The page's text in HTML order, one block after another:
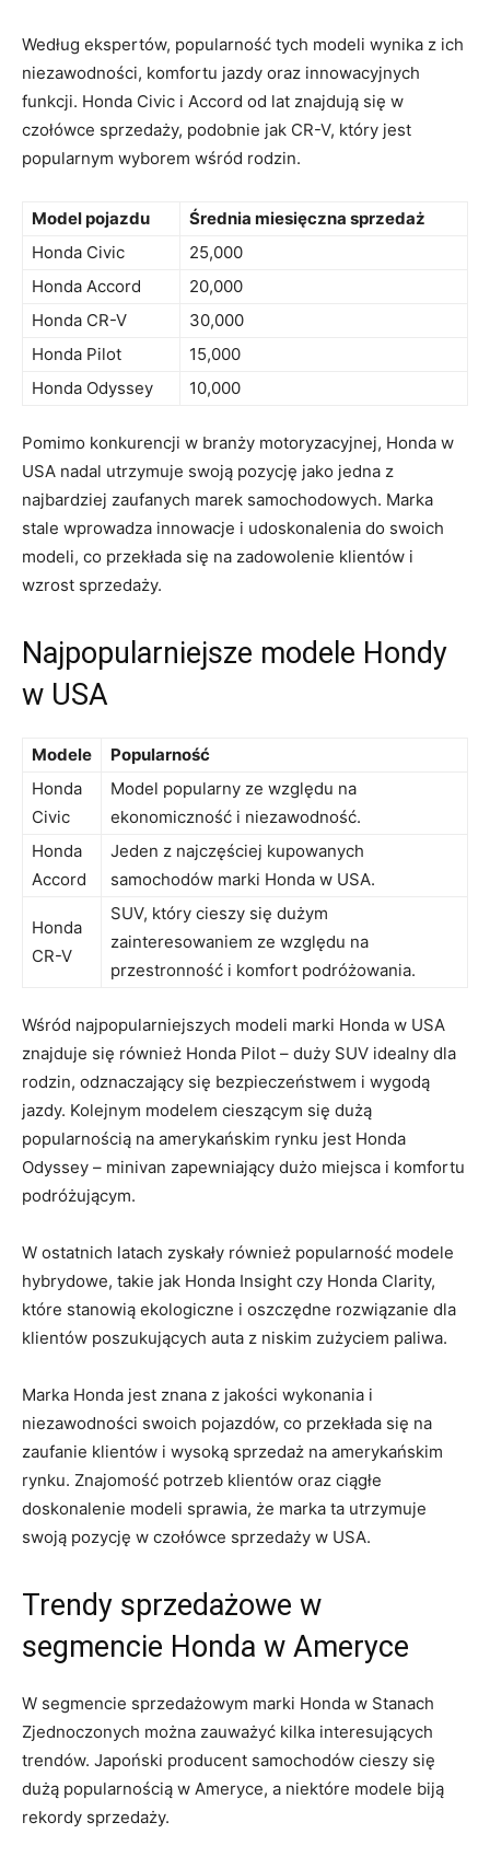
Według ekspertów, popularność tych modeli wynika z ich
niezawodności, komfortu jazdy oraz innowacyjnych
funkcji. Honda ‌Civic i Accord od ⁣lat znajdują się w
czołówce sprzedaży, podobnie jak CR-V, który jest⁤
popularnym wyborem‍ wśród rodzin.
Model pojazdu
Średnia miesięczna⁢ sprzedaż
Honda Civic
25,000
Honda Accord
20,000
Honda CR-V
30,000
Honda Pilot
15,000
Honda Odyssey
10,000
Pomimo konkurencji w branży motoryzacyjnej, Honda w
USA nadal utrzymuje swoją pozycję jako jedna z
najbardziej zaufanych marek samochodowych. Marka
stale wprowadza innowacje i udoskonalenia do swoich
modeli, co przekłada się na zadowolenie ⁣klientów i
wzrost sprzedaży.
Najpopularniejsze modele Hondy
w USA
Modele
Popularność
Honda
Civic
Model popularny ze względu na
ekonomiczność i niezawodność.
Honda
Accord
Jeden z najczęściej kupowanych
samochodów marki Honda w​ USA.
Honda
CR-V
SUV, który cieszy się dużym
zainteresowaniem ze względu na
przestronność i ⁤komfort podróżowania.
Wśród najpopularniejszych modeli marki⁢ Honda w USA
znajduje się również Honda Pilot – duży SUV idealny dla
rodzin, odznaczający się bezpieczeństwem i wygodą
jazdy. Kolejnym modelem cieszącym się‍ dużą
popularnością na amerykańskim rynku jest Honda
Odyssey – minivan zapewniający dużo miejsca i komfortu
podróżującym.
W ostatnich latach zyskały również popularność ‍modele
hybrydowe, takie jak Honda Insight czy Honda Clarity,
które stanowią ekologiczne i oszczędne rozwiązanie dla
⁣klientów poszukujących auta z niskim zużyciem paliwa.
Marka⁣ Honda jest znana z jakości ​wykonania i
niezawodności swoich pojazdów, co przekłada się ‌na
zaufanie klientów ‍i wysoką⁣ sprzedaż na amerykańskim
rynku. ‍Znajomość potrzeb klientów oraz ciągłe
doskonalenie modeli sprawia, że marka ta utrzymuje
swoją pozycję ‍w czołówce sprzedaży w USA.
Trendy sprzedażowe w
segmencie Honda w Ameryce
W segmencie sprzedażowym marki Honda w ‍Stanach
Zjednoczonych można zauważyć kilka interesujących
trendów. Japoński producent samochodów cieszy się
dużą popularnością w Ameryce, a niektóre ‌modele biją
rekordy sprzedaży.